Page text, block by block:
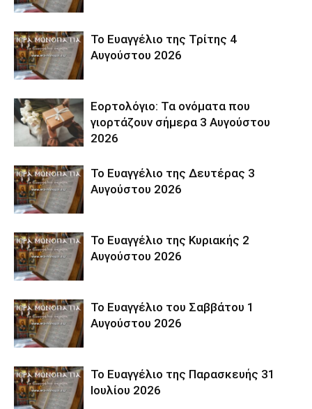
Το Ευαγγέλιο της Τρίτης 4
Αυγούστου 2026
Εορτολόγιο: Τα ονόματα που
γιορτάζουν σήμερα 3 Αυγούστου
2026
Το Ευαγγέλιο της Δευτέρας 3
Αυγούστου 2026
Το Ευαγγέλιο της Κυριακής 2
Αυγούστου 2026
Το Ευαγγέλιο του Σαββάτου 1
Αυγούστου 2026
Το Ευαγγέλιο της Παρασκευής 31
Ιουλίου 2026